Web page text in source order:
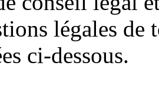
légales de
ci-dessous.